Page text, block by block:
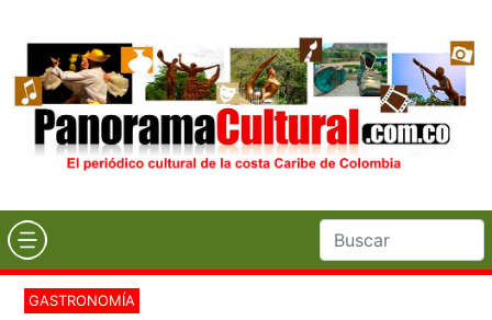
GASTRONOMÍA